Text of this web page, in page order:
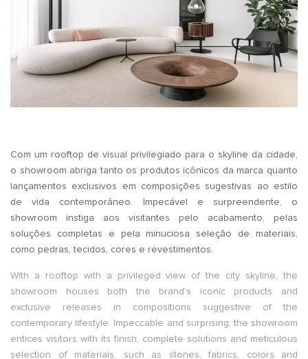
Com um rooftop de visual privilegiado para o skyline da cidade,
o showroom abriga tanto os produtos icônicos da marca quanto
lançamentos exclusivos em composições sugestivas ao estilo
de vida contemporâneo. Impecável e surpreendente, o
showroom instiga aos visitantes pelo acabamento, pelas
soluções completas e pela minuciosa seleção de materiais,
como pedras, tecidos, cores e revestimentos.
With a rooftop with a privileged view of the city skyline, the
showroom houses both the brand’s iconic products and
exclusive releases in compositions suggestive of the
contemporary lifestyle. Impeccable and surprising, the showroom
entices visitors with its finish, complete solutions and meticulous
selection of materials, such as stones, fabrics, colors and